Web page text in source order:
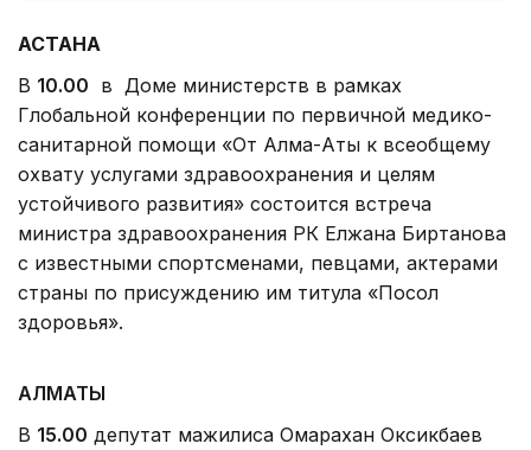
АСТАНА
В 10.00 в Доме министерств в рамках
Глобальной конференции по первичной медико-
санитарной помощи «От Алма-Аты к всеобщему
охвату услугами здравоохранения и целям
устойчивого развития» состоится встреча
министра здравоохранения РК Елжана Биртанова
с известными спортсменами, певцами, актерами
страны по присуждению им титула «Посол
здоровья».
АЛМАТЫ
В 15.00 депутат мажилиса Омарахан Оксикбаев